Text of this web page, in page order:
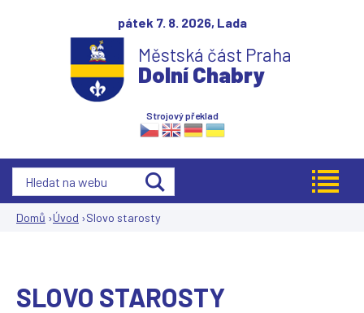
pátek 7. 8. 2026, Lada
Městská část Praha
Dolní Chabry
Strojový překlad
Domů ›Úvod ›Slovo starosty
SLOVO STAROSTY